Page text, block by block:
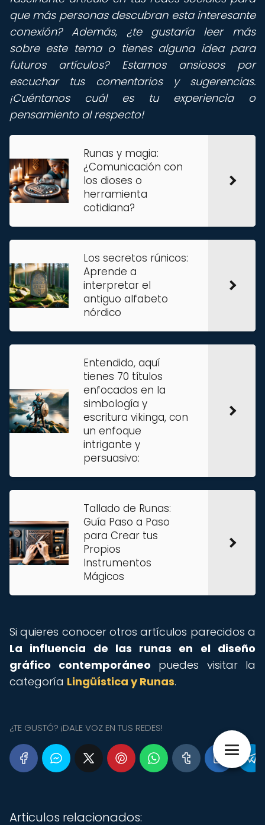
que más personas descubran esta interesante
conexión? Además, ¿te gustaría leer más
sobre este tema o tienes alguna idea para
futuros artículos? Estamos ansiosos por
escuchar tus comentarios y sugerencias.
¡Cuéntanos cuál es tu experiencia o
pensamiento al respecto!
Runas y magia:
¿Comunicación con
los dioses o
herramienta
cotidiana?
Los secretos rúnicos:
Aprende a
interpretar el
antiguo alfabeto
nórdico
Entendido, aquí
tienes 70 títulos
enfocados en la
simbología y
escritura vikinga, con
un enfoque
intrigante y
persuasivo:
Tallado de Runas:
Guía Paso a Paso
para Crear tus
Propios
Instrumentos
Mágicos
Si quieres conocer otros artículos parecidos a
La influencia de las runas en el diseño
gráfico contemporáneo puedes visitar la
categoría Lingüística y Runas.
¿TE GUSTÓ? ¡DALE VOZ EN TUS REDES!
Articulos relacionados: